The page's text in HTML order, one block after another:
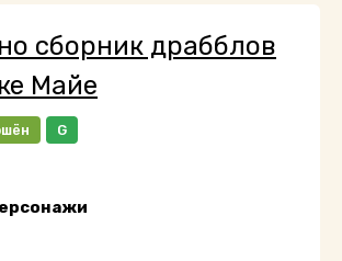
сборник драбблов
Майе
G